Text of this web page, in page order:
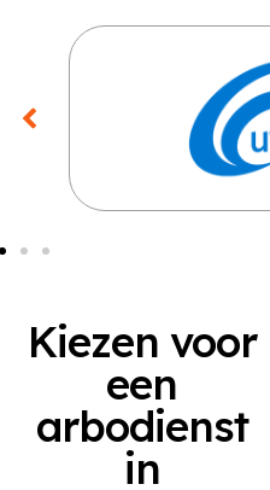
Kiezen voor
een
arbodienst
in